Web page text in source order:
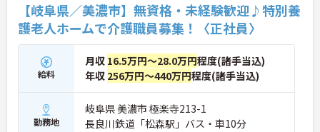
【岐阜県／美濃市】無資格・未経験歓迎♪特別養
護老人ホームで介護職員募集！〈正社員〉
給料
月収 16.5万円～28.0万円程度(諸手当込)
年収 256万円～440万円程度(諸手当込)
勤務地
岐阜県 美濃市 極楽寺213-1
長良川鉄道「松森駅」バス・車10分